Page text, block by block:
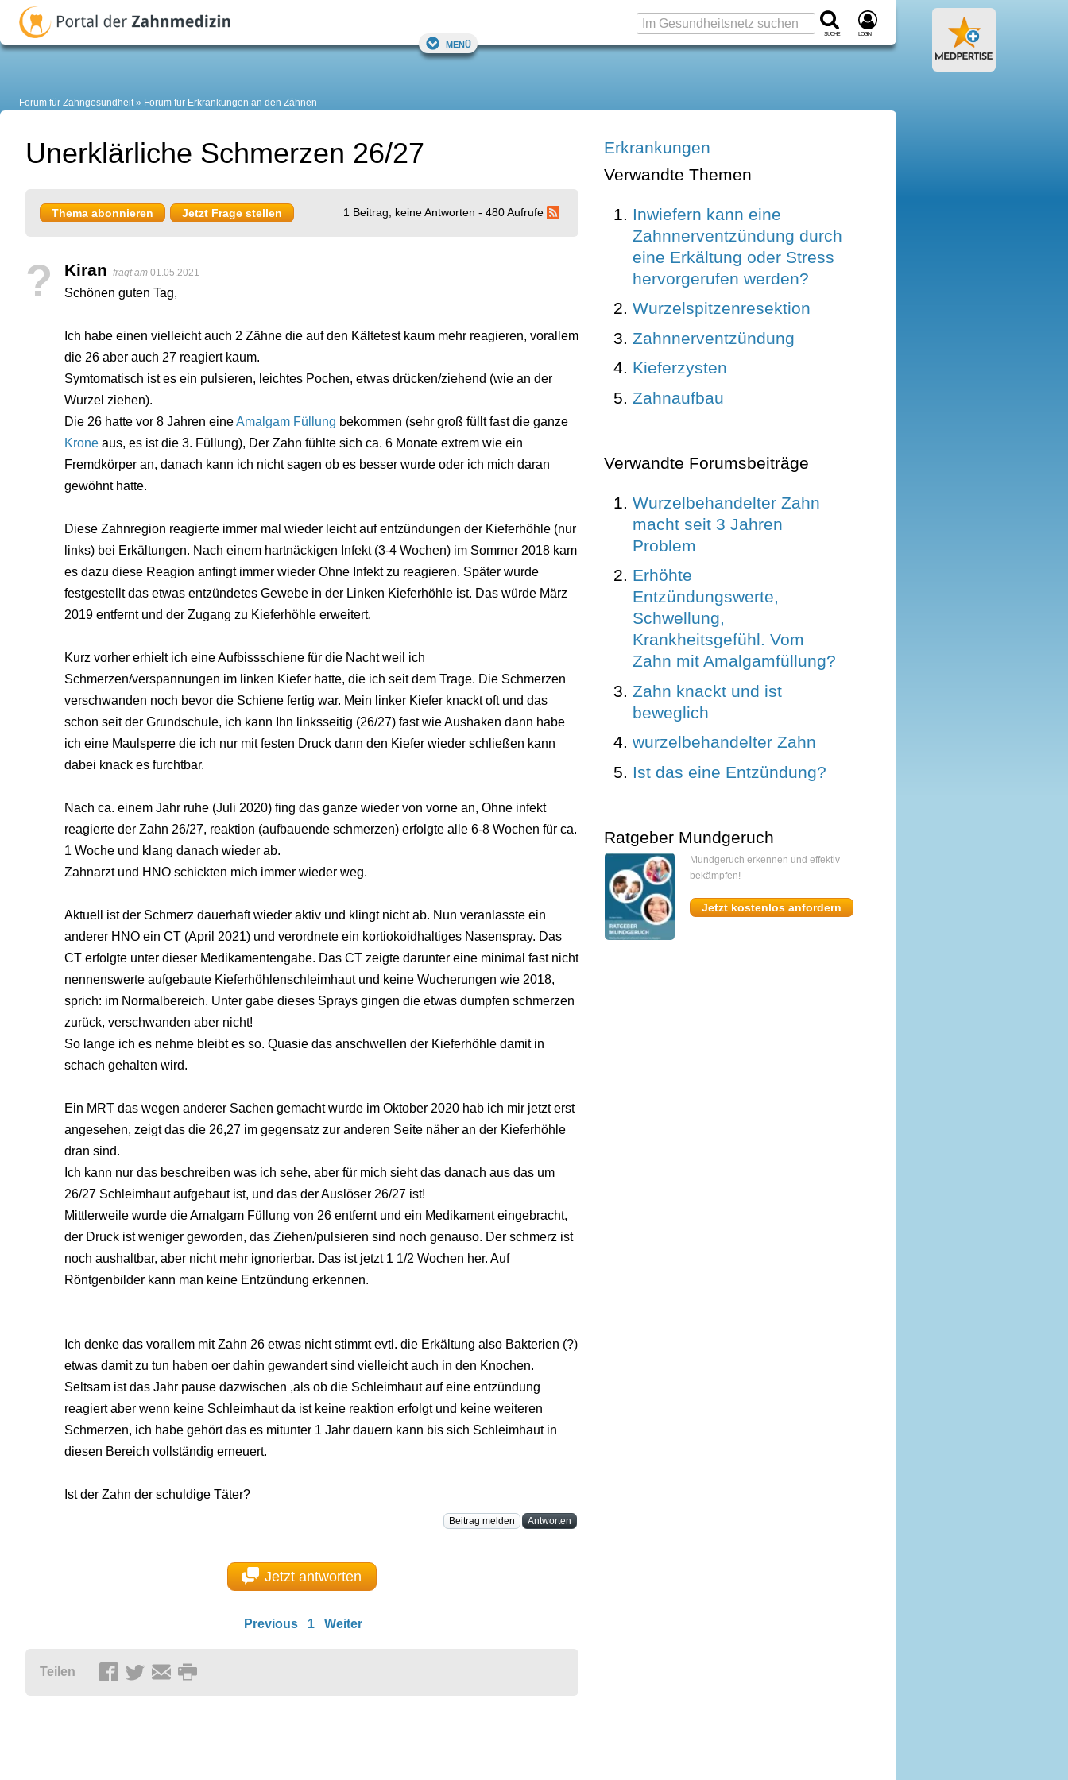
Suche Login
Menü
Forum für Zahngesundheit Forum für Erkrankungen an den Zähnen
Unerklärliche Schmerzen 26/27
Thema abonnieren Jetzt Frage stellen 1 Beitrag, keine Antworten - 480 Aufrufe
? Kiran fragt am 01.05.2021
Schönen guten Tag,
Ich habe einen vielleicht auch 2 Zähne die auf den Kältetest kaum mehr reagieren, vorallem
die 26 aber auch 27 reagiert kaum.
Symtomatisch ist es ein pulsieren, leichtes Pochen, etwas drücken/ziehend (wie an der
Wurzel ziehen).
Die 26 hatte vor 8 Jahren eineAmalgam Füllung bekommen (sehr groß füllt fast die ganze
Krone aus, es ist die 3. Füllung), Der Zahn fühlte sich ca. 6 Monate extrem wie ein
Fremdkörper an, danach kann ich nicht sagen ob es besser wurde oder ich mich daran
gewöhnt hatte.
Diese Zahnregion reagierte immer mal wieder leicht auf entzündungen der Kieferhöhle (nur
links) bei Erkältungen. Nach einem hartnäckigen Infekt (3-4 Wochen) im Sommer 2018 kam
es dazu diese Reagion anfingt immer wieder Ohne Infekt zu reagieren. Später wurde
festgestellt das etwas entzündetes Gewebe in der Linken Kieferhöhle ist. Das würde März
2019 entfernt und der Zugang zu Kieferhöhle erweitert.
Kurz vorher erhielt ich eine Aufbissschiene für die Nacht weil ich
Schmerzen/verspannungen im linken Kiefer hatte, die ich seit dem Trage. Die Schmerzen
verschwanden noch bevor die Schiene fertig war. Mein linker Kiefer knackt oft und das
schon seit der Grundschule, ich kann Ihn linksseitig (26/27) fast wie Aushaken dann habe
ich eine Maulsperre die ich nur mit festen Druck dann den Kiefer wieder schließen kann
dabei knack es furchtbar.
Nach ca. einem Jahr ruhe (Juli 2020) fing das ganze wieder von vorne an, Ohne infekt
reagierte der Zahn 26/27, reaktion (aufbauende schmerzen) erfolgte alle 6-8 Wochen für ca.
1 Woche und klang danach wieder ab.
Zahnarzt und HNO schickten mich immer wieder weg.
Aktuell ist der Schmerz dauerhaft wieder aktiv und klingt nicht ab. Nun veranlasste ein
anderer HNO ein CT (April 2021) und verordnete ein kortiokoidhaltiges Nasenspray. Das
CT erfolgte unter dieser Medikamentengabe. Das CT zeigte darunter eine minimal fast nicht
nennenswerte aufgebaute Kieferhöhlenschleimhaut und keine Wucherungen wie 2018,
sprich: im Normalbereich. Unter gabe dieses Sprays gingen die etwas dumpfen schmerzen
zurück, verschwanden aber nicht!
So lange ich es nehme bleibt es so. Quasie das anschwellen der Kieferhöhle damit in
schach gehalten wird.
Ein MRT das wegen anderer Sachen gemacht wurde im Oktober 2020 hab ich mir jetzt erst
angesehen, zeigt das die 26,27 im gegensatz zur anderen Seite näher an der Kieferhöhle
dran sind.
Ich kann nur das beschreiben was ich sehe, aber für mich sieht das danach aus das um
26/27 Schleimhaut aufgebaut ist, und das der Auslöser 26/27 ist!
Mittlerweile wurde die Amalgam Füllung von 26 entfernt und ein Medikament eingebracht,
der Druck ist weniger geworden, das Ziehen/pulsieren sind noch genauso. Der schmerz ist
noch aushaltbar, aber nicht mehr ignorierbar. Das ist jetzt 1 1/2 Wochen her. Auf
Röntgenbilder kann man keine Entzündung erkennen.
Ich denke das vorallem mit Zahn 26 etwas nicht stimmt evtl. die Erkältung also Bakterien (?)
etwas damit zu tun haben oer dahin gewandert sind vielleicht auch in den Knochen.
Seltsam ist das Jahr pause dazwischen ,als ob die Schleimhaut auf eine entzündung
reagiert aber wenn keine Schleimhaut da ist keine reaktion erfolgt und keine weiteren
Schmerzen, ich habe gehört das es mitunter 1 Jahr dauern kann bis sich Schleimhaut in
diesen Bereich vollständig erneuert.
Ist der Zahn der schuldige Täter?
Beitrag melden Antworten
Jetzt antworten
Previous 1 Weiter
Teilen
Erkrankungen
Verwandte Themen
Inwiefern kann eine
Zahnnerventzündung durch
eine Erkältung oder Stress
hervorgerufen werden?
Wurzelspitzenresektion
Zahnnerventzündung
Kieferzysten
Zahnaufbau
Verwandte Forumsbeiträge
Wurzelbehandelter Zahn
macht seit 3 Jahren
Problem
Erhöhte
Entzündungswerte,
Schwellung,
Krankheitsgefühl. Vom
Zahn mit Amalgamfüllung?
Zahn knackt und ist
beweglich
wurzelbehandelter Zahn
Ist das eine Entzündung?
Ratgeber Mundgeruch
Mundgeruch erkennen und effektiv
bekämpfen!
Jetzt kostenlos anfordern